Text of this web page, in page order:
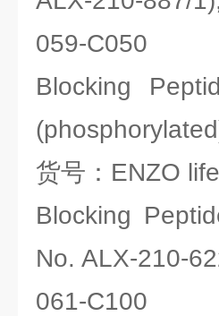
059-C050
Blocking
货号：ENZO
Blocking
No. ALX-210-
061-C100